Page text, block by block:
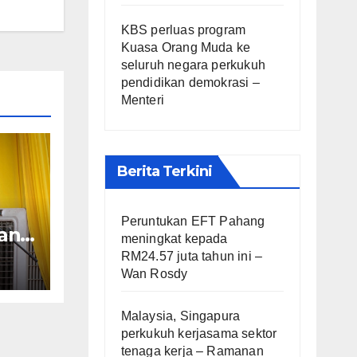
KBS perluas program
Kuasa Orang Muda ke
seluruh negara perkukuh
pendidikan demokrasi –
Menteri
Berita Terkini
Peruntukan EFT Pahang
meningkat kepada
RM24.57 juta tahun ini –
Wan Rosdy
Malaysia, Singapura
perkukuh kerjasama sektor
tenaga kerja – Ramanan